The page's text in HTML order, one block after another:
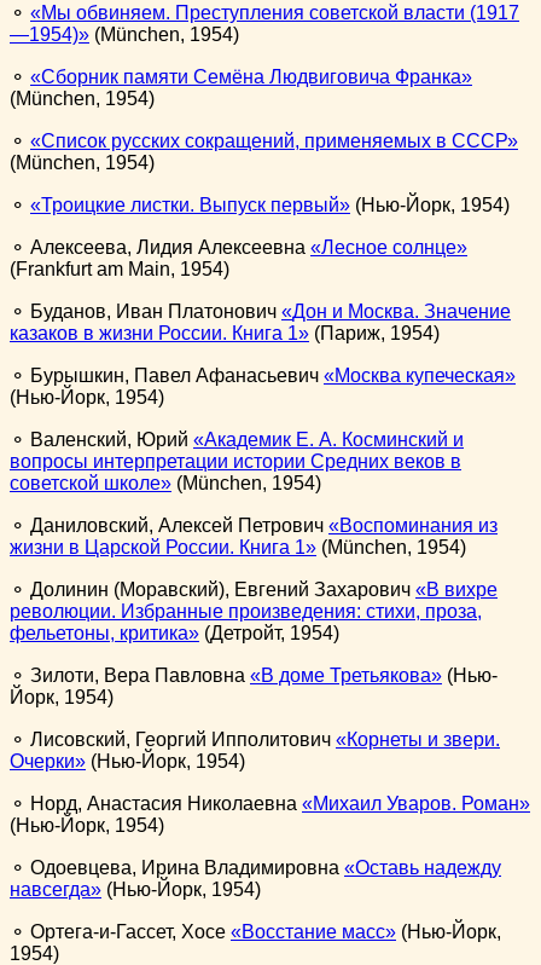
⚬
Мы обвиняем. Преступления советской власти (1917
—1954)
(München, 1954)
⚬
Сборник памяти Семёна Людвиговича Франка
(München, 1954)
⚬
Список русских сокращений, применяемых в СССР
(München, 1954)
⚬ Троицкие листки. Выпуск первый (Нью-Йорк, 1954)
⚬ Алексеева, Лидия Алексеевна
Лесное солнце
(Frankfurt am Main, 1954)
⚬ Буданов, Иван Платонович
Дон и Москва. Значение
казаков в жизни России. Книга 1
(Париж, 1954)
⚬ Бурышкин, Павел Афанасьевич
Москва купеческая
(Нью-Йорк, 1954)
⚬ Валенский, Юрий
Академик Е. А. Косминский и
вопросы интерпретации истории Средних веков в
советской школе
(München, 1954)
⚬ Даниловский, Алексей Петрович
Воспоминания из
жизни в Царской России. Книга 1
(München, 1954)
⚬ Долинин (Моравский), Евгений Захарович
В вихре
революции. Избранные произведения: стихи, проза,
фельетоны, критика
(Детройт, 1954)
⚬ Зилоти, Вера Павловна В доме Третьякова
(Нью-
Йорк, 1954)
⚬ Лисовский, Георгий Ипполитович
Корнеты и звери.
Очерки
(Нью-Йорк, 1954)
⚬ Норд, Анастасия Николаевна
Михаил Уваров. Роман
(Нью-Йорк, 1954)
⚬ Одоевцева, Ирина Владимировна
Оставь надежду
навсегда
(Нью-Йорк, 1954)
⚬ Ортега-и-Гассет, Хосе Восстание масс
(Нью-Йорк,
1954)